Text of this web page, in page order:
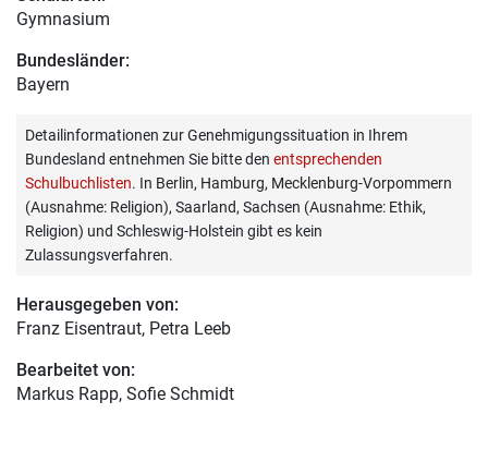
Gymnasium
Bundesländer:
Bayern
Detailinformationen zur Genehmigungssituation in Ihrem
Bundesland entnehmen Sie bitte den entsprechenden
Schulbuchlisten. In Berlin, Hamburg, Mecklenburg-Vorpommern
(Ausnahme: Religion), Saarland, Sachsen (Ausnahme: Ethik,
Religion) und Schleswig-Holstein gibt es kein
Zulassungsverfahren.
Herausgegeben von:
Franz Eisentraut, Petra Leeb
Bearbeitet von:
Markus Rapp, Sofie Schmidt